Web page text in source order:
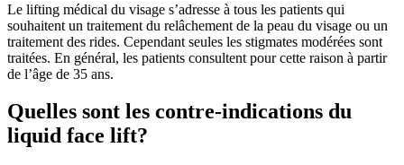
Le lifting médical du visage s’adresse à tous les patients qui
souhaitent un traitement du relâchement de la peau du visage ou un
traitement des rides. Cependant seules les stigmates modérées sont
traitées. En général, les patients consultent pour cette raison à partir
de l’âge de 35 ans.
Quelles sont les contre-indications du
liquid face lift?